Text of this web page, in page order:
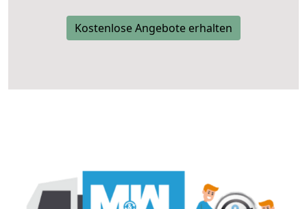
Kostenlose Angebote erhalten